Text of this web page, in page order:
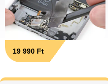
19 990 Ft